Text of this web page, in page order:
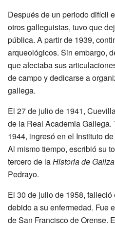
Después de un periodo difícil
otros galleguistas, tuvo que
pública. A partir de 1939,
arqueológicos. Sin embargo,
que afectaba sus
de campo y dedicarse a
gallega.
El 27 de julio de 1941,
de la Real Academia Gallega.
1944, ingresó en el Instituto
Al mismo tiempo, escribió su
tercero de laHistoria de Galiza
Pedrayo.
El 30 de julio de 1958,
debido a su enfermedad. Fue
de San Francisco de Orense.